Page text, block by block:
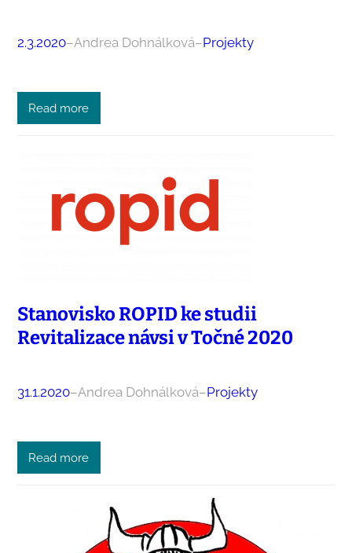
2.3.2020–Andrea Dohnálková–Projekty
Read more
Stanovisko ROPID ke studii
Revitalizace návsi v Točné 2020
31.1.2020–Andrea Dohnálková–Projekty
Read more